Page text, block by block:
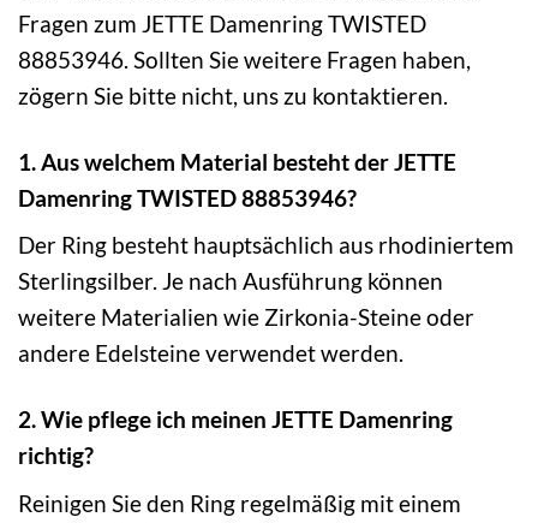
Fragen zum JETTE Damenring TWISTED
88853946. Sollten Sie weitere Fragen haben,
zögern Sie bitte nicht, uns zu kontaktieren.
1. Aus welchem Material besteht der JETTE
Damenring TWISTED 88853946?
Der Ring besteht hauptsächlich aus rhodiniertem
Sterlingsilber. Je nach Ausführung können
weitere Materialien wie Zirkonia-Steine oder
andere Edelsteine verwendet werden.
2. Wie pflege ich meinen JETTE Damenring
richtig?
Reinigen Sie den Ring regelmäßig mit einem